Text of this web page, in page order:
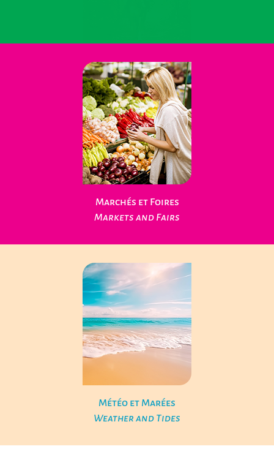
Loisirs Nature
Leisure Nature
Marchés et Foires
Markets and Fairs
Météo et Marées
Weather and Tides